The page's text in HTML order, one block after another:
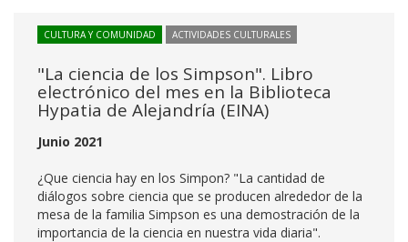
CULTURA Y COMUNIDAD ACTIVIDADES CULTURALES
"La ciencia de los Simpson". Libro
electrónico del mes en la Biblioteca
Hypatia de Alejandría (EINA)
Junio 2021
¿Que ciencia hay en los Simpon? "La cantidad de
diálogos sobre ciencia que se producen alrededor de la
mesa de la familia Simpson es una demostración de la
importancia de la ciencia en nuestra vida diaria".